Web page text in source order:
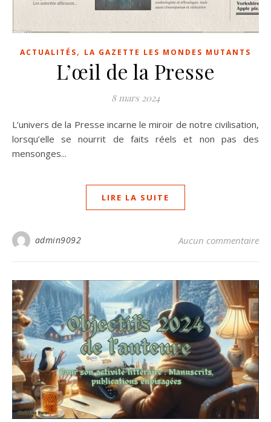
ACTUALITÉS, LA GAZETTE LES MONDES MUTANTS
L’œil de la Presse
8 mars 2024
L’univers de la Presse incarne le miroir de notre civilisation,
lorsqu’elle se nourrit de faits réels et non pas des
mensonges...
LIRE LA SUITE
admin9092 Aucun commentaire